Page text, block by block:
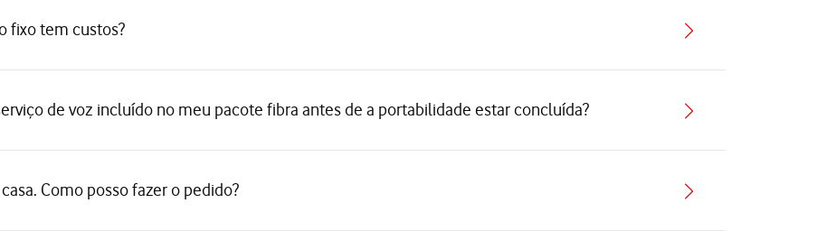
fixo tem custos?
de voz incluído no meu pacote fibra antes de a portabilidade estar concluída?
Como posso fazer o pedido?